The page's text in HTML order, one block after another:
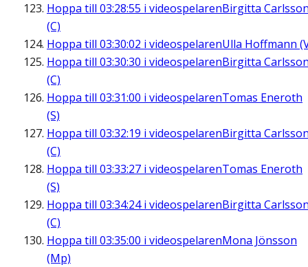
Hoppa till 03:28:55 i videospelarenBirgitta
(C)
Hoppa till 03:30:02 i videospelarenUlla Hoffmann
Hoppa till 03:30:30 i videospelarenBirgitta
(C)
Hoppa till 03:31:00 i videospelarenTomas Eneroth
(S)
Hoppa till 03:32:19 i videospelarenBirgitta
(C)
Hoppa till 03:33:27 i videospelarenTomas Eneroth
(S)
Hoppa till 03:34:24i videospelarenBirgitta
(C)
Hoppa till 03:35:00 i videospelarenMona Jönsson
(Mp)